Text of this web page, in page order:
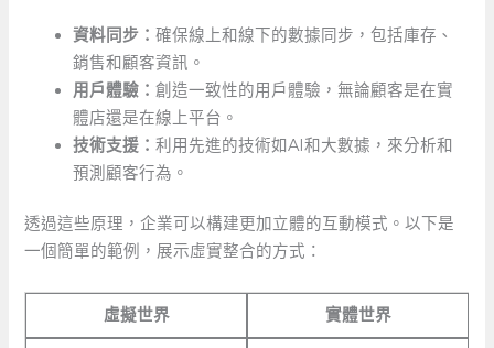
資料同步：確保線上和線下的數據同步，包括庫存、
銷售和顧客資訊。
用戶體驗：創造一致性的用戶體驗，無論顧客是在實
體店還是在線上平台。
技術支援：利用先進的技術如AI和大數據，來分析和
預測顧客行為。
透過這些原理，企業可以構建更加立體的互動模式。以下是
一個簡單的範例，展示虛實整合的方式：
虛擬世界 實體世界